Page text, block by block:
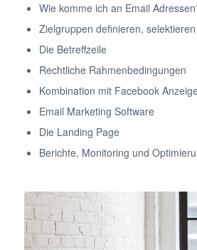
Wie komme ich an Email
Zielgruppen definieren,
Die Betreffzeile
Rechtliche Rahmenbedingungen
Kombination mit Facebook
Email Marketing Software
Die Landing Page
Berichte, Monitoring und